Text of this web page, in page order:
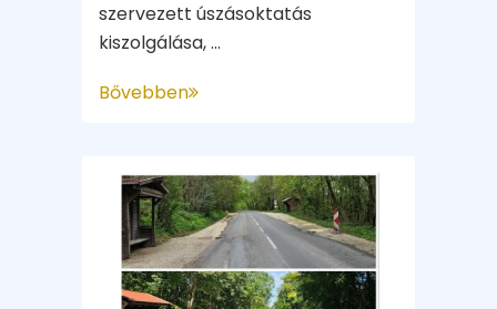
szervezett úszásoktatás
kiszolgálása, ...
Bővebben